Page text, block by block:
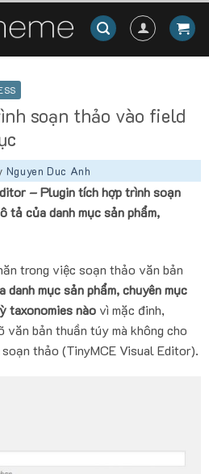
soạn thảo vào field
Nguyen Duc Anh
– Plugin tích hợp trình soạn
tả của danh mục sản phẩm,
trong việc soạn thảo văn bản
danh mục sản phẩm, chuyên mục
taxonomies nào vì mặc đinh,
văn bản thuần túy mà không cho
thảo (TinyMCE Visual Editor).